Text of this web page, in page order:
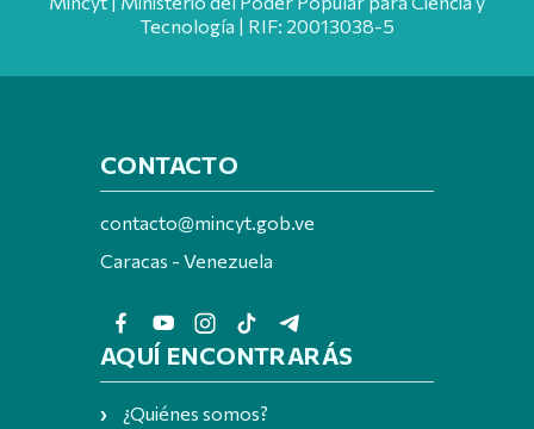
Tecnología | RIF: 20013038-5
CONTACTO
contacto@mincyt.gob.ve
Caracas - Venezuela
AQUÍ ENCONTRARÁS
¿Quiénes somos?